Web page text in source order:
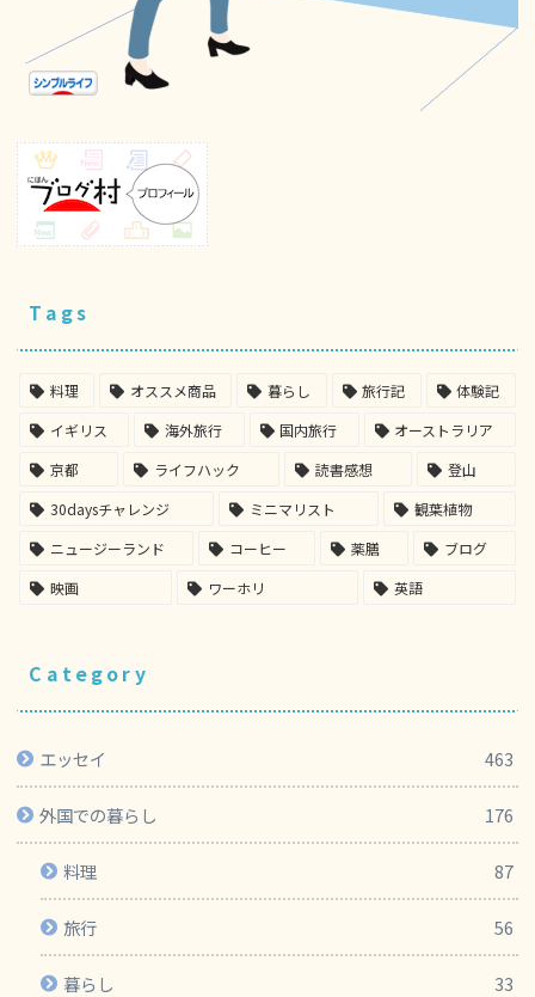
Tags
料理 オススメ商品 暮らし 旅行記
体験記
イギリス
海外旅行 国内旅行
オーストラリア
京都
ライフハック 読書感想
登山
30daysチャレンジ
ミニマリスト
観葉植物
ニュージーランド
コーヒー 薬膳
ブログ
映画
ワーホリ 英語
Category
エッセイ 463
外国での暮らし 176
料理 87
旅行 56
暮らし 33